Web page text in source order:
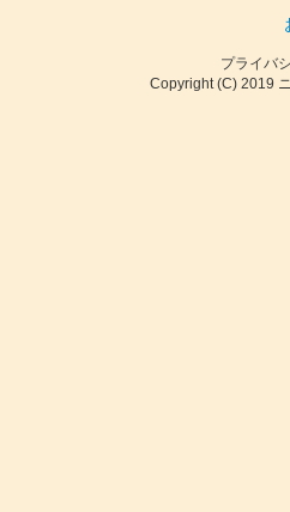
プライバ
Copyright (C) 2019